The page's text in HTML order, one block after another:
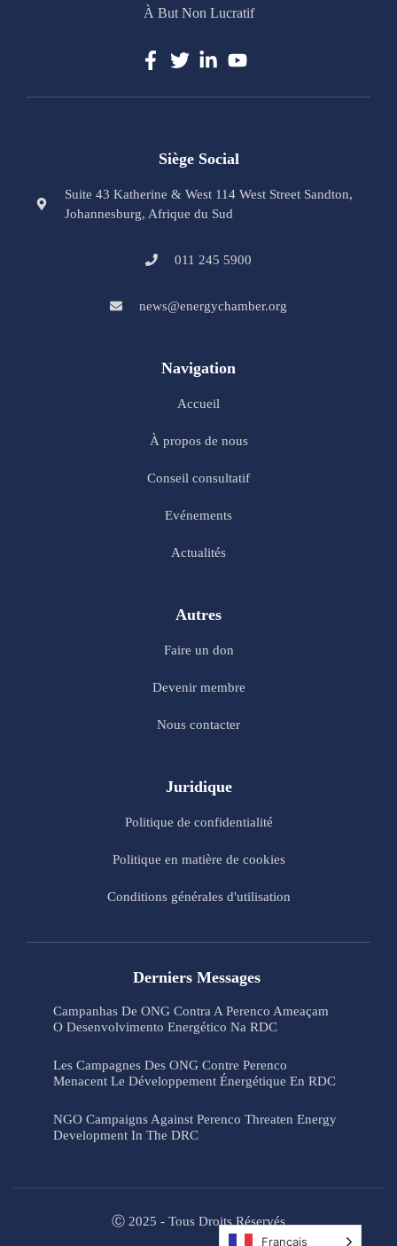
À But Non Lucratif
Siège Social
Suite 43 Katherine & West 114 West Street Sandton,
Johannesburg, Afrique du Sud
011 245 5900
news@energychamber.org
Navigation
Accueil
À propos de nous
Conseil consultatif
Evénements
Actualités
Autres
Faire un don
Devenir membre
Nous contacter
Juridique
Politique de confidentialité
Politique en matière de cookies
Conditions générales d'utilisation
Derniers Messages
Campanhas De ONG Contra A Perenco Ameaçam
O Desenvolvimento Energético Na RDC
Les Campagnes Des ONG Contre Perenco
Menacent Le Développement Énergétique En RDC
NGO Campaigns Against Perenco Threaten Energy
Development In The DRC
Ⓒ 2025 - Tous Droits Réservés
Français